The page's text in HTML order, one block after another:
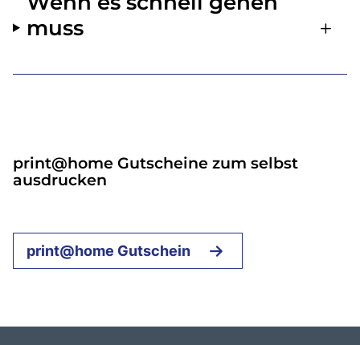
muss
print@home Gutscheine zum selbst
ausdrucken
print@home Gutschein